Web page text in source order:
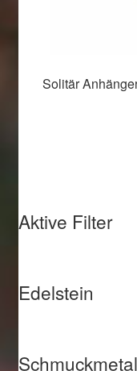
Solitär
Aktive Filter
Edelstein